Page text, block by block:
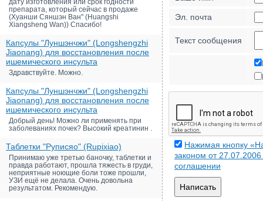
дату изготовления или срок годности
препарата, который сейчас в продаже
(Хуанши Сяншэн Ван" (Huangshi
Xiangsheng Wan)) Спасибо!
Капсулы "Луншэнчжи" (Longshengzhi
Jiaonang) для восстановления после
ишемического инсульта
Здравствуйте. Можно.
Капсулы "Луншэнчжи" (Longshengzhi
Jiaonang) для восстановления после
ишемического инсульта
Добрый день! Можно ли применять при
заболеваниях почек? Высокий креатинин .
Таблетки "Руписяо" (Rupixiao)
Принимаю уже третью баночку, таблетки и
правда работают, прошла тяжесть в груди,
неприятные ноющие боли тоже прошли,
УЗИ ещё не делала. Очень довольна
результатом. Рекомендую.
Эл. почта
Текст сообщения
Нажимая кнопку
законом от
соглашении
Написать